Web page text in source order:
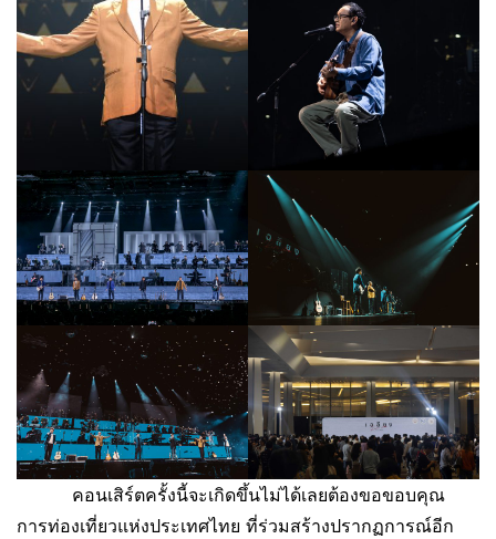
คอนเสิร์ตครั้งนี้จะเกิดขึ้นไม่ได้เลยต้องขอขอบคุณ
การท่องเที่ยวแห่งประเทศไทย ที่ร่วมสร้างปรากฏการณ์อีก